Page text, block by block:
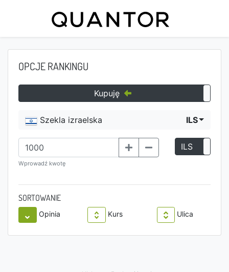
OPCJE RANKINGU
Kupuję
Szekla izraelska ILS
Wprowadź kwotę
ILS
SORTOWANIE
Opinia Kurs Ulica